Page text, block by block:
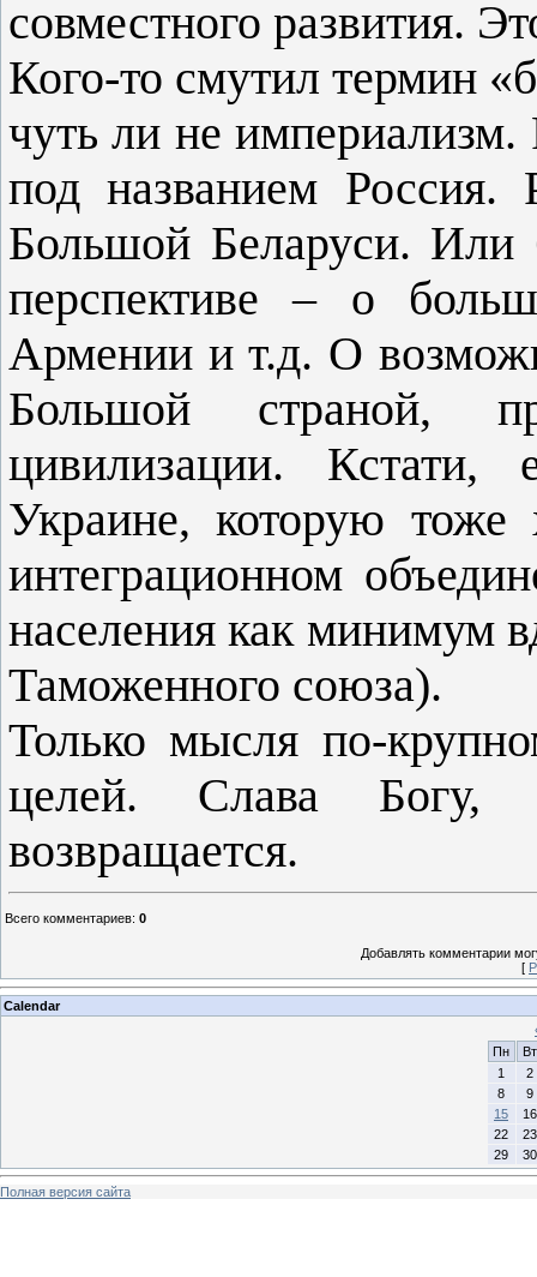
совместного развития.
Кого-то смутил термин
чуть ли не империализм.
под названием
Большой Беларуси.
перспективе – о
Армении и т.д. О
Большой страной,
цивилизации.
Украине, которую
интеграционном
населения как минимум
Таможенного союза).
Только мысля по-
целей. Слава Богу,
возвращается.
Всего комментариев: 0
Добавлять комментарии
[
Calendar
Пн
Вт
1
2
8
9
15
16
22
23
29
30
Полная версия сайта